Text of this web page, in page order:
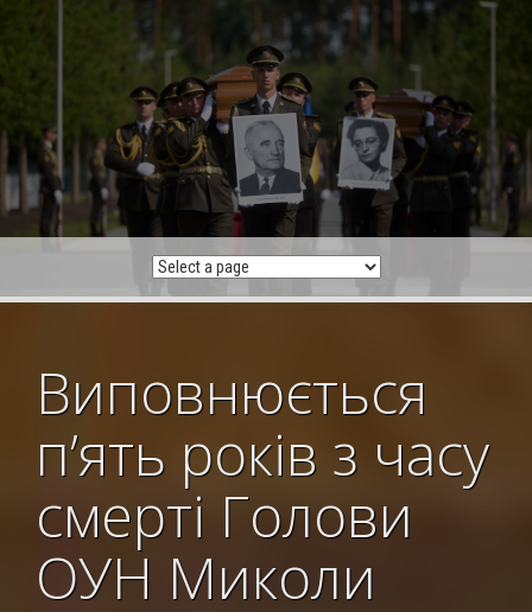
Виповнюється
п’ять років з часу
смерті Голови
ОУН Миколи